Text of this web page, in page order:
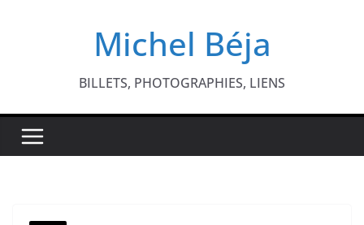
Michel Béja
BILLETS, PHOTOGRAPHIES, LIENS